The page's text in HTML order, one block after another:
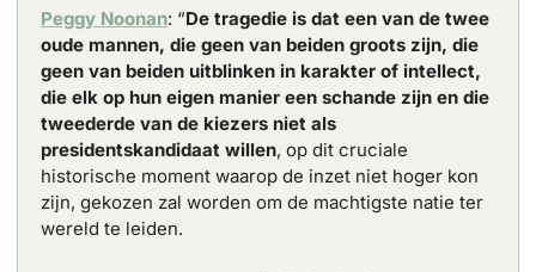
Peggy Noonan: “De tragedie is dat een van de twee
oude mannen, die geen van beiden groots zijn, die
geen van beiden uitblinken in karakter of intellect,
die elk op hun eigen manier een schande zijn en die
tweederde van de kiezers niet als
presidentskandidaat willen, op dit cruciale
historische moment waarop de inzet niet hoger kon
zijn, gekozen zal worden om de machtigste natie ter
wereld te leiden.